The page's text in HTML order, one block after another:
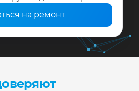
на ремонт